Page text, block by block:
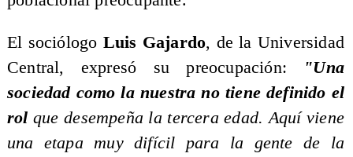
​El sociólogo Luis Gajardo, de la Universidad
Central, expresó su preocupación:
"Una
sociedad como la nuestra no tiene definido el
rol que desempeña la tercera edad. Aquí viene
una etapa muy difícil para la gente de la